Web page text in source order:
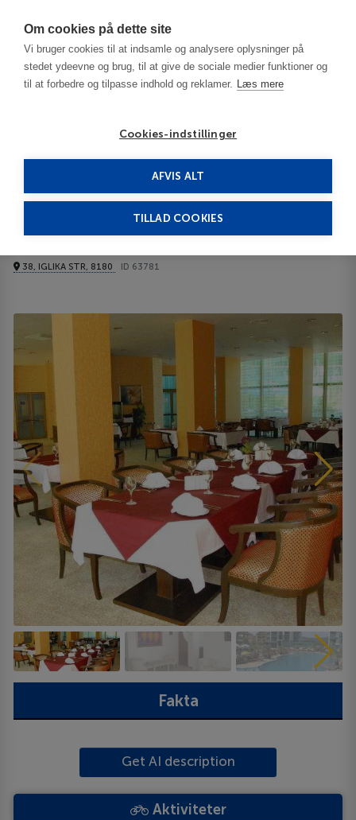
Om cookies på dette site
Vi bruger cookies til at indsamle og analysere oplysninger på
stedet ydeevne og brug, til at give de sociale medier funktioner og
til at forbedre og tilpasse indhold og reklamer. Læs mere
Cookies-indstillinger
AFVIS ALT
TILLAD COOKIES
Burgas / Black Sea Resorts
Grand Hotel Primorsko 5*****
38, IGLIKA STR, 8180 ID 63781
Fakta
Get AI description
Aktiviteter